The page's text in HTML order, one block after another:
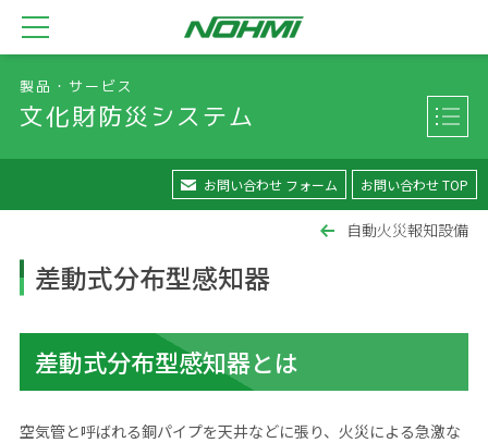
製品・サービス
文化財防災システム
お問い合わせ フォーム お問い合わせ TOP
自動火災報知設備
差動式分布型感知器
差動式分布型感知器とは
空気管と呼ばれる銅パイプを天井などに張り、火災による急激な